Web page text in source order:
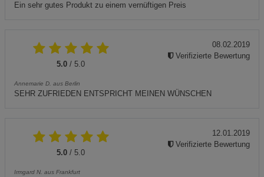
Ein sehr gutes Produkt zu einem vernüftigen Preis
5.0 / 5.0
Annemarie D. aus Berlin
SEHR ZUFRIEDEN ENTSPRICHT MEINEN WÜNSCHEN
08.02.2019
Verifizierte Bewertung
5.0 / 5.0
Irmgard N. aus Frankfurt
12.01.2019
Verifizierte Bewertung